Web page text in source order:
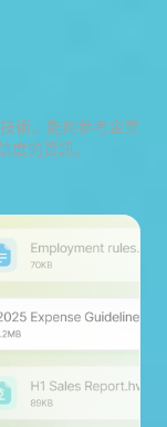
術，能夠參考企業
的資訊。